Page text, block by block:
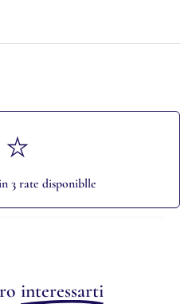
3 rate disponiblle
interessarti